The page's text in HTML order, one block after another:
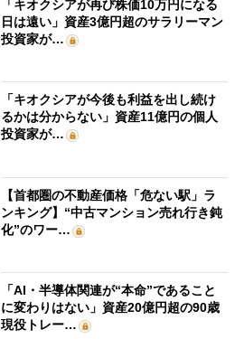
「キオクシアが再び株価10万円になる
日は遠い」資産3億円超のサラリーマン
投資家が…
「キオクシアが今後も利益を出し続け
るかは分からない」資産11億円の個人
投資家が…
【首都圏の不動産価格「危ない駅」ラ
ンキング】“中古マンション売れ行き鈍
化”のワー…
「AI・半導体関連が“本命”であること
に変わりはない」資産20億円超の90歳
現役トレー…